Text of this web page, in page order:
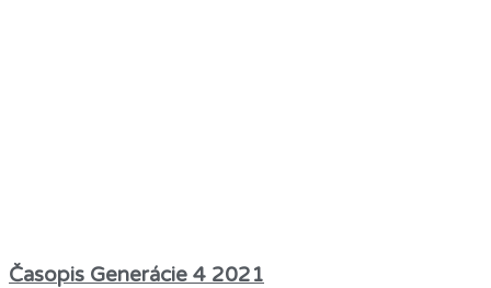
Časopis Generácie 4 2021